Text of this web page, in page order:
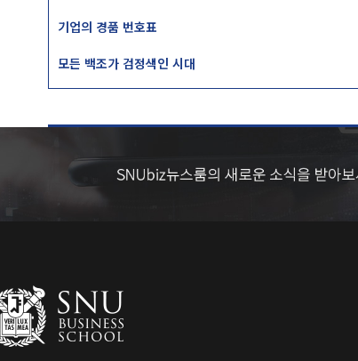
기업의 경품 번호표
모든 백조가 검정색인 시대